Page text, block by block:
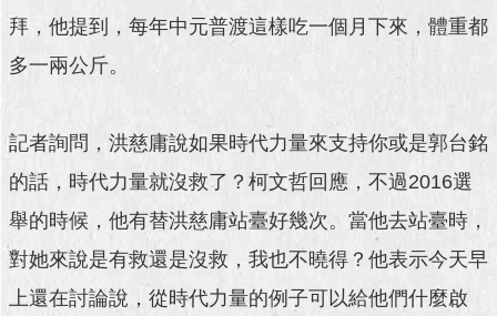
拜，他提到，每年中元普渡這樣吃一個月下來，體重都
多一兩公斤。
記者詢問，洪慈庸說如果時代力量來支持你或是郭台銘
的話，時代力量就沒救了？柯文哲回應，不過2016選
舉的時候，他有替洪慈庸站臺好幾次。當他去站臺時，
對她來說是有救還是沒救，我也不曉得？他表示今天早
上還在討論說，從時代力量的例子可以給他們什麼啟